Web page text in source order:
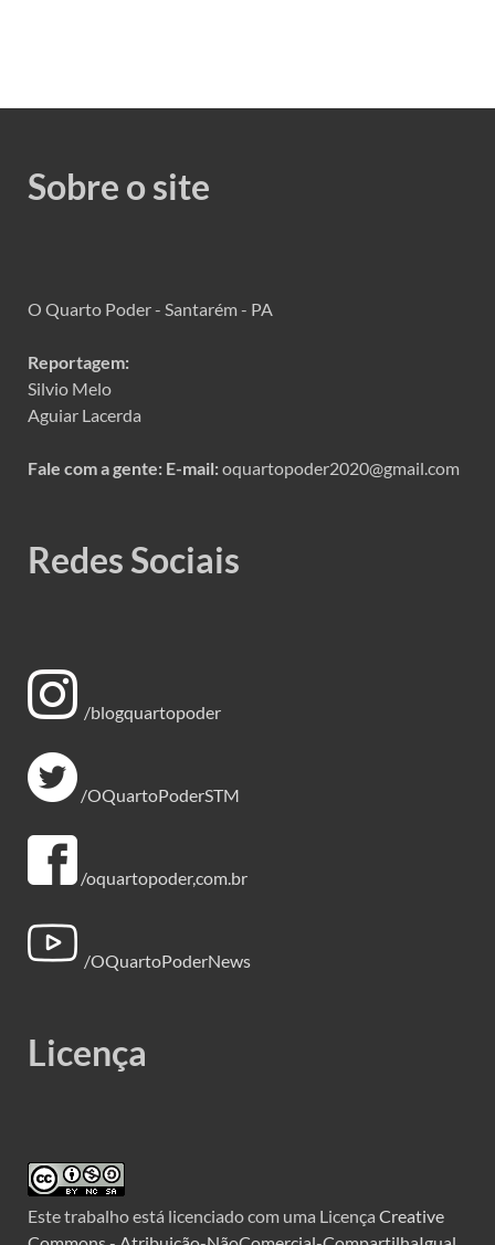
Sobre o site
O Quarto Poder - Santarém - PA
Reportagem:
Silvio Melo
Aguiar Lacerda
Fale com a gente: E-mail:oquartopoder2020@gmail.com
Redes Sociais
/blogquartopoder
/OQuartoPoderSTM
/oquartopoder,com.br
/OQuartoPoderNews
Licença
Este trabalho está licenciado com uma Licença Creative